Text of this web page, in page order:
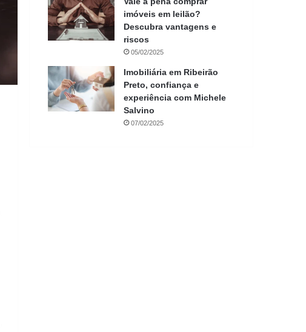
imóveis em leilão?
Descubra vantagens e
riscos
05/02/2025
Imobiliária em Ribeirão
Preto, confiança e
experiência com Michele
Salvino
07/02/2025